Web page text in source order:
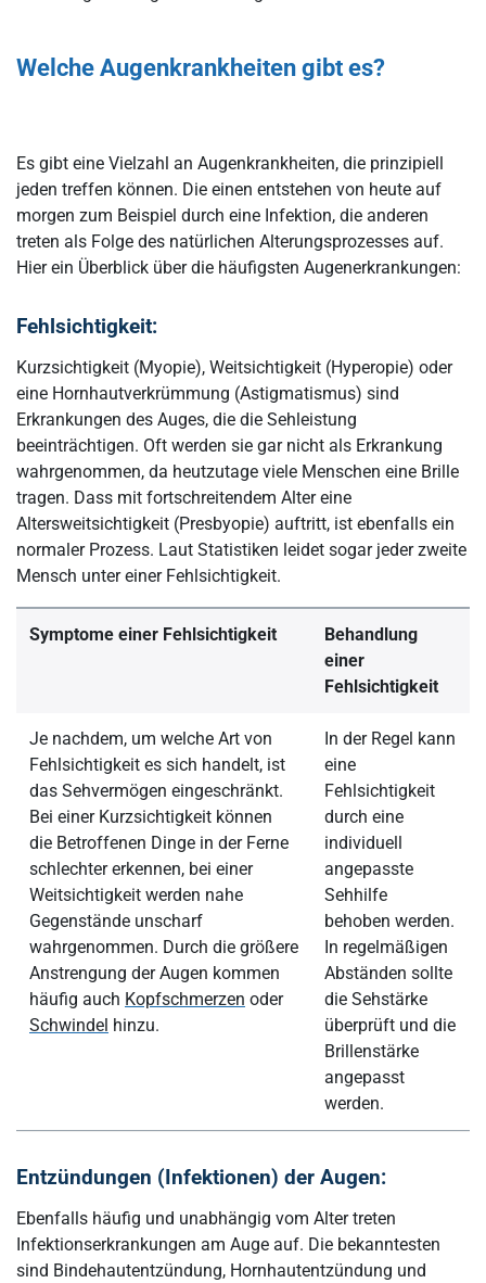
Welche Erkrankungen können Augenkrankheiten auslösen?
Welche Augenkrankheiten gibt es?
Es gibt eine Vielzahl an Augenkrankheiten, die prinzipiell
jeden treffen können. Die einen entstehen von heute auf
morgen zum Beispiel durch eine Infektion, die anderen
treten als Folge des natürlichen Alterungsprozesses auf.
Hier ein Überblick über die häufigsten Augenerkrankungen:
Fehlsichtigkeit:
Kurzsichtigkeit (Myopie), Weitsichtigkeit (Hyperopie) oder
eine Hornhautverkrümmung (Astigmatismus) sind
Erkrankungen des Auges, die die Sehleistung
beeinträchtigen. Oft werden sie gar nicht als Erkrankung
wahrgenommen, da heutzutage viele Menschen eine Brille
tragen. Dass mit fortschreitendem Alter eine
Altersweitsichtigkeit (Presbyopie) auftritt, ist ebenfalls ein
normaler Prozess. Laut Statistiken leidet sogar jeder zweite
Mensch unter einer Fehlsichtigkeit.
Symptome einer Fehlsichtigkeit
Behandlung
einer
Fehlsichtigkeit
Je nachdem, um welche Art von
Fehlsichtigkeit es sich handelt, ist
das Sehvermögen eingeschränkt.
Bei einer Kurzsichtigkeit können
die Betroffenen Dinge in der Ferne
schlechter erkennen, bei einer
Weitsichtigkeit werden nahe
Gegenstände unscharf
wahrgenommen. Durch die größere
Anstrengung der Augen kommen
häufig auch Kopfschmerzen oder
Schwindel hinzu.
In der Regel kann
eine
Fehlsichtigkeit
durch eine
individuell
angepasste
Sehhilfe
behoben werden.
In regelmäßigen
Abständen sollte
die Sehstärke
überprüft und die
Brillenstärke
angepasst
werden.
Entzündungen (Infektionen) der Augen:
Ebenfalls häufig und unabhängig vom Alter treten
Infektionserkrankungen am Auge auf. Die bekanntesten
sind Bindehautentzündung, Hornhautentzündung und